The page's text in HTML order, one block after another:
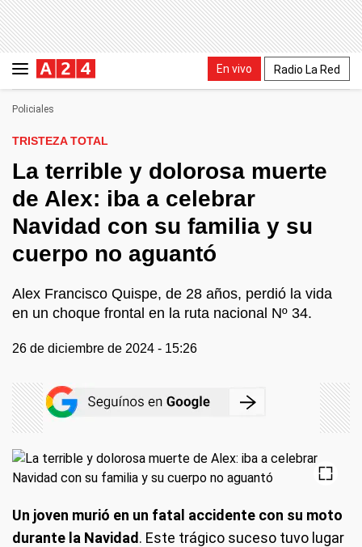
En vivo Radio La Red
Policiales
TRISTEZA TOTAL
La terrible y dolorosa muerte
de Alex: iba a celebrar
Navidad con su familia y su
cuerpo no aguantó
Alex Francisco Quispe, de 28 años, perdió la vida
en un choque frontal en la ruta nacional Nº 34.
26 de diciembre de 2024 - 15:26
Un joven murió en un fatal accidente con su moto
durante la Navidad . Este trágico suceso tuvo lugar